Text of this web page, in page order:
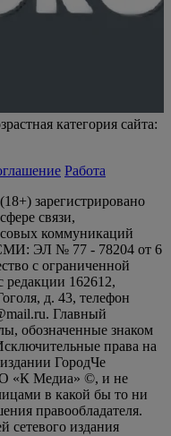
категория сайта:
Работа
зарегистрировано
связи,
коммуникаций
СМИ: ЭЛ № 77 - 78204 от 6
с ограниченной
162612,
д. 43, телефон
Главный
обозначенные знаком
права на
ГородЧе
«К Медиа» ©, и не
в какой бы то ни
правообладателя.
сетевого издания